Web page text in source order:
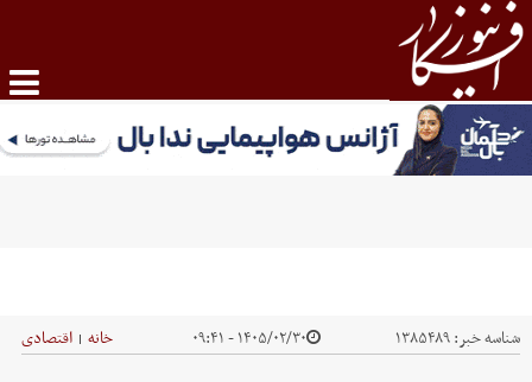
شناسه خبر:۱۳۸۵۴۸۹ ۱۴۰۵/۰۲/۳۰ - ۰۹:۴۱ خانه | اقتصادی